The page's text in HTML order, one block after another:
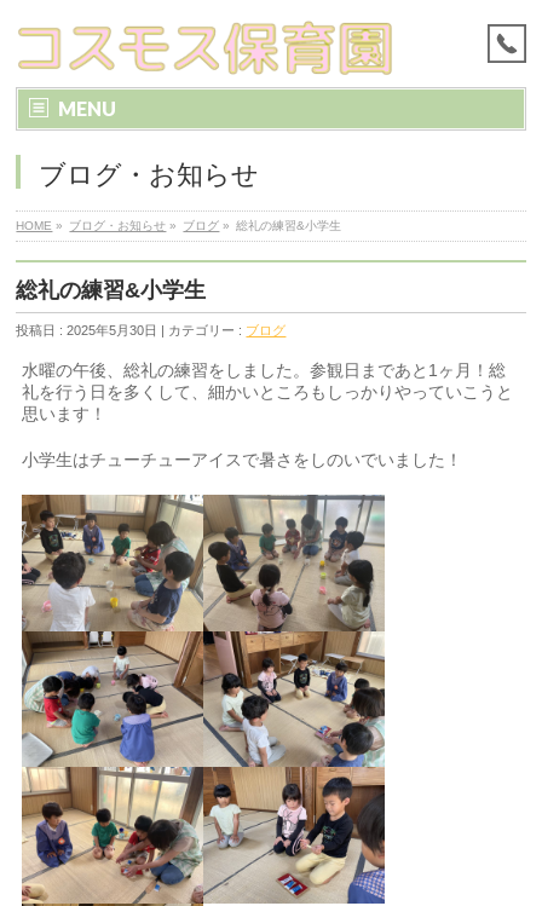
MENU
ブログ・お知らせ
HOME » ブログ・お知らせ » ブログ » 総礼の練習&小学生
総礼の練習&小学生
投稿日 : 2025年5月30日 | カテゴリー : ブログ
水曜の午後、総礼の練習をしました。参観日まであと1ヶ月！総
礼を行う日を多くして、細かいところもしっかりやっていこうと
思います！
小学生はチューチューアイスで暑さをしのいでいました！